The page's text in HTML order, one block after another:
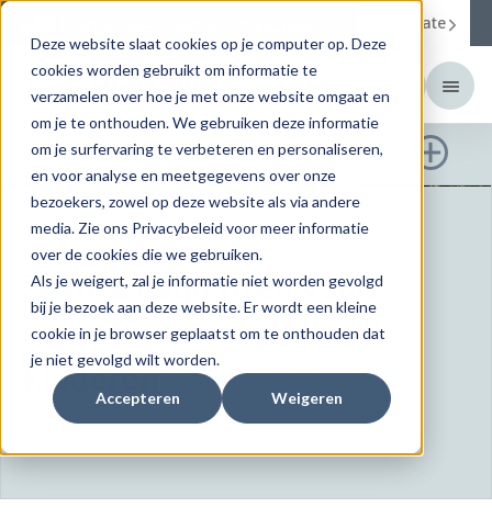
Deze website slaat cookies op je computer op. Deze
cookies worden gebruikt om informatie te
verzamelen over hoe je met onze website omgaat en
om je te onthouden. We gebruiken deze informatie
om je surfervaring te verbeteren en personaliseren,
en voor analyse en meetgegevens over onze
bezoekers, zowel op deze website als via andere
media. Zie ons Privacybeleid voor meer informatie
over de cookies die we gebruiken.
Als je weigert, zal je informatie niet worden gevolgd
bij je bezoek aan deze website. Er wordt een kleine
cookie in je browser geplaatst om te onthouden dat
je niet gevolgd wilt worden.
Accepteren Weigeren
Corporate
Menicon Bloom Day™
Zachte daglenzen voor
myopiecontrole bij
kinderen
ABOUT US
Infinite Vision,
Infinite Possibilities